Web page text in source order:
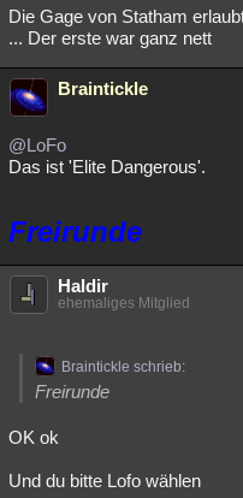
Die Gage von Statham
... Der erste war ganz nett
Braintickle
@LoFo
Das ist 'Elite Dangerous'.
Freirunde
Haldir
ehemaliges Mitglied
Braintickle schrieb:
Freirunde
OK ok
Und du bitte Lofo wählen